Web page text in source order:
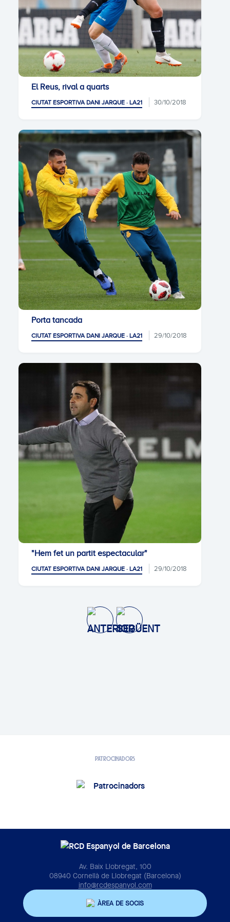
El Reus, rival a quarts
CIUTAT ESPORTIVA DANI JARQUE · LA21 30/10/2018
Porta tancada
CIUTAT ESPORTIVA DANI JARQUE · LA21 29/10/2018
"Hem fet un partit espectacular"
CIUTAT ESPORTIVA DANI JARQUE · LA21 29/10/2018
PATROCINADORS
Av. Baix Llobregat, 100
08940 Cornellà de Llobregat (Barcelona)
info@rcdespanyol.com
ÀREA DE SOCIS